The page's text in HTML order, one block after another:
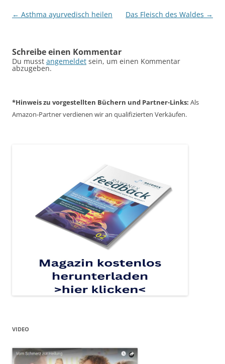
Beitragsnavigation
← Asthma ayurvedisch heilen Das Fleisch des Waldes →
Schreibe einen Kommentar
Du musst angemeldet sein, um einen Kommentar
abzugeben.
*Hinweis zu vorgestellten Büchern und Partner-Links: Als
Amazon-Partner verdienen wir an qualifizierten Verkäufen.
VIDEO